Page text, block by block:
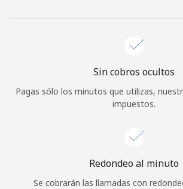
Continuar con
Sin cobros ocultos
Pagas sólo los minutos que utilizas,
impuestos.
Redondeo al minuto
Se cobrarán las llamadas con